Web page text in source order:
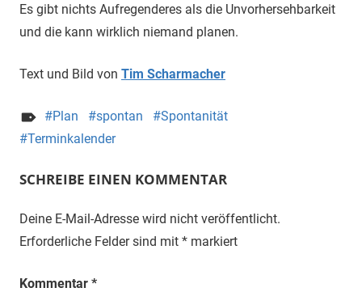
Es gibt nichts Aufregenderes als die Unvorhersehbarkeit
und die kann wirklich niemand planen.
Text und Bild von Tim Scharmacher
Plan spontan
Spontanität
Terminkalender
SCHREIBE EINEN KOMMENTAR
Deine E-Mail-Adresse wird nicht veröffentlicht.
Erforderliche Felder sind mit * markiert
Kommentar *